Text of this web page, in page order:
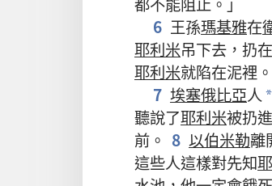
6 王孫瑪基雅在
耶利米吊下去 ， 扔在
耶利米就陷在泥裡 。
7 埃塞俄比亞人*
聽說了耶利米被扔進
前 。 8 以伯米勒離
這些人這樣對先知